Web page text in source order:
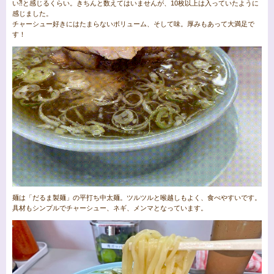
い⁈と感じるくらい。きちんと数えてはいませんが、10枚以上は入っていたように
感じました。
チャーシュー好きにはたまらないボリューム、そして味。厚みもあって大満足で
す！
麺は「だるま製麺」の平打ち中太麺。ツルツルと喉越しもよく、食べやすいです。
具材もシンプルでチャーシュー、ネギ、メンマとなっています。